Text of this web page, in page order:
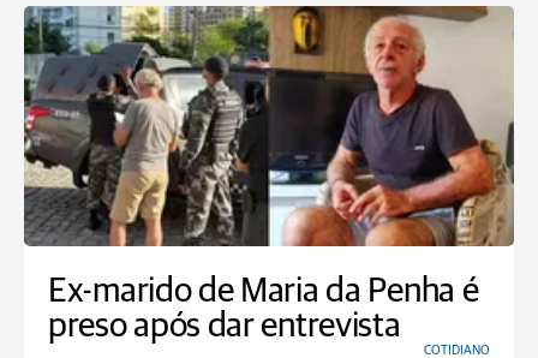
Ex-marido de Maria da Penha é
preso após dar entrevista
COTIDIANO